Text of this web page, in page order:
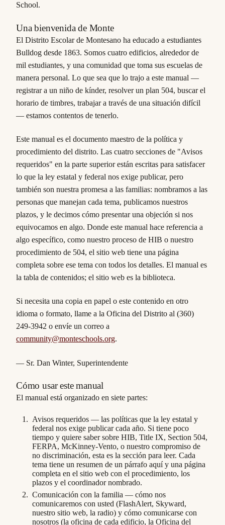
School.
Una bienvenida de Monte
El Distrito Escolar de Montesano ha educado a estudiantes
Bulldog desde 1863. Somos cuatro edificios, alrededor de
mil estudiantes, y una comunidad que toma sus escuelas de
manera personal. Lo que sea que lo trajo a este manual —
registrar a un niño de kínder, resolver un plan 504, buscar el
horario de timbres, trabajar a través de una situación difícil
— estamos contentos de tenerlo.
Este manual es el documento maestro de la política y
procedimiento del distrito. Las cuatro secciones de "Avisos
requeridos" en la parte superior están escritas para satisfacer
lo que la ley estatal y federal nos exige publicar, pero
también son nuestra promesa a las familias: nombramos a las
personas que manejan cada tema, publicamos nuestros
plazos, y le decimos cómo presentar una objeción si nos
equivocamos en algo. Donde este manual hace referencia a
algo específico, como nuestro proceso de HIB o nuestro
procedimiento de 504, el sitio web tiene una página
completa sobre ese tema con todos los detalles. El manual es
la tabla de contenidos; el sitio web es la biblioteca.
Si necesita una copia en papel o este contenido en otro
idioma o formato, llame a la Oficina del Distrito al (360)
249-3942 o envíe un correo a
community@monteschools.org.
— Sr. Dan Winter, Superintendente
Cómo usar este manual
El manual está organizado en siete partes:
Avisos requeridos — las políticas que la ley estatal y
federal nos exige publicar cada año. Si tiene poco
tiempo y quiere saber sobre HIB, Title IX, Section 504,
FERPA, McKinney-Vento, o nuestro compromiso de
no discriminación, esta es la sección para leer. Cada
tema tiene un resumen de un párrafo aquí y una página
completa en el sitio web con el procedimiento, los
plazos y el coordinador nombrado.
Comunicación con la familia — cómo nos
comunicaremos con usted (FlashAlert, Skyward,
nuestro sitio web, la radio) y cómo comunicarse con
nosotros (la oficina de cada edificio, la Oficina del